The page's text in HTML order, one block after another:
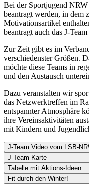
Bei der Sportjugend NRW
beantragt werden, in dem
Motivationsartikel
beantragt auch das J-
Zur Zeit gibt es im
verschiedenster Größen.
möchte diese Teams in
und den Austausch
Dazu veranstalten wir
das Netzwerktreffen im
entspannter Atmosphäre
ihre Vereinsaktivitäten
mit Kindern und
J-Team Video vom LSB-
J-Team Karte
Tabelle mit Aktions-Ideen
Fit durch den Winter!